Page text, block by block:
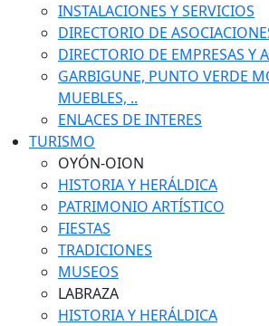
INSTALACIONES Y SERVICIOS
DIRECTORIO DE
DIRECTORIO DE EMPRESAS Y
GARBIGUNE, PUNTO VERDE
MUEBLES, ..
ENLACES DE INTERES
TURISMO
OYÓN-OION
HISTORIA Y HERÁLDICA
PATRIMONIO ARTÍSTICO
FIESTAS
TRADICIONES
MUSEOS
LABRAZA
HISTORIA Y HERÁLDICA